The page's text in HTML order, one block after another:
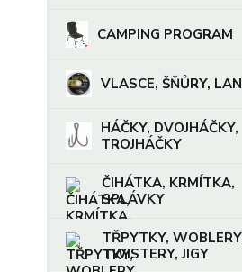
CAMPING PROGRAM
VLASCE, ŠŇŮRY,
HÁČKY, DVOJHÁČKY,
TROJHÁČKY
ČIHÁTKA, KRMÍTKA,
SPLÁVKY
TŘPYTKY,
TWISTERY, JIGY